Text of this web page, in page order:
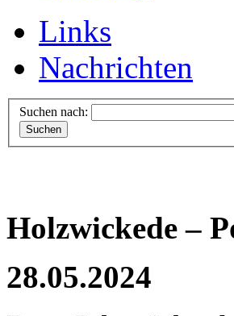
Links
Nachrichten
Suchen nach:
Holzwickede –
28.05.2024